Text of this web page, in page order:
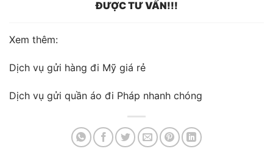
ĐƯỢC TƯ VẤN!!!
Xem thêm:
Dịch vụ gửi hàng đi Mỹ giá rẻ
Dịch vụ gửi quần áo đi Pháp nhanh chóng